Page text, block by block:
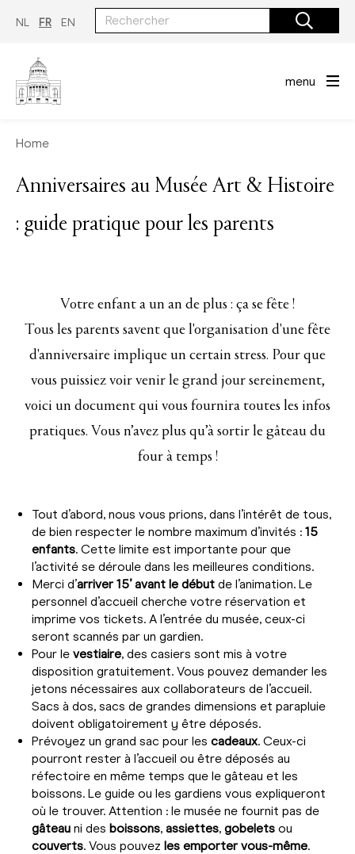
NL FR EN
menu
Home
Anniversaires au Musée Art & Histoire
: guide pratique pour les parents
Votre enfant a un an de plus : ça se fête !
Tous les parents savent que l'organisation d'une fête
d'anniversaire implique un certain stress. Pour que
vous puissiez voir venir le grand jour sereinement,
voici un document qui vous fournira toutes les infos
pratiques. Vous n’avez plus qu’à sortir le gâteau du
four à temps !
Tout d’abord, nous vous prions, dans l’intérêt de tous,
de bien respecter le nombre maximum d’invités : 15
enfants. Cette limite est importante pour que
l’activité se déroule dans les meilleures conditions.
Merci d’arriver 15’ avant le début de l’animation. Le
personnel d’accueil cherche votre réservation et
imprime vos tickets. A l’entrée du musée, ceux-ci
seront scannés par un gardien.
Pour le vestiaire, des casiers sont mis à votre
disposition gratuitement. Vous pouvez demander les
jetons nécessaires aux collaborateurs de l’accueil.
Sacs à dos, sacs de grandes dimensions et parapluie
doivent obligatoirement y être déposés.
Prévoyez un grand sac pour les cadeaux. Ceux-ci
pourront rester à l’accueil ou être déposés au
réfectoire en même temps que le gâteau et les
boissons. Le guide ou les gardiens vous expliqueront
où le trouver. Attention : le musée ne fournit pas de
gâteau ni des boissons, assiettes, gobelets ou
couverts. Vous pouvez les emporter vous-même.